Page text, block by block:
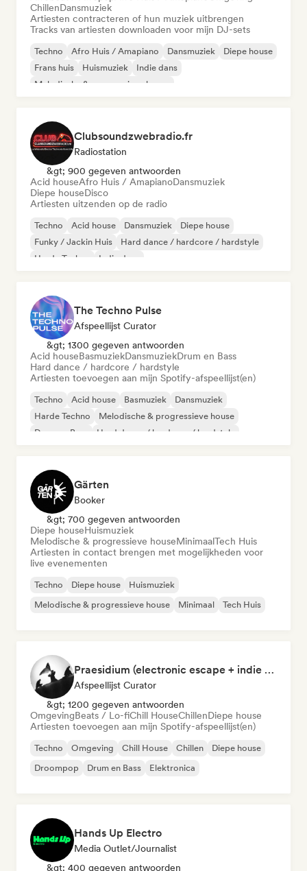
ChillenDansmuziek
Artiesten contracteren of hun muziek uitbrengen
Tracks van artiesten downloaden voor mijn DJ-sets
Techno Afro Huis / Amapiano Dansmuziek
Diepe house
Frans huis
Huismuziek
Indie dans
Melodische & progressieve house
Clubsoundzwebradio.fr
Radiostation
&gt; 900 gegeven antwoorden
Acid houseAfro Huis / AmapianoDansmuziek
Diepe houseDisco
Artiesten uitzenden op de radio
Techno Acid house Dansmuziek
Diepe house
Funky / Jackin Huis
Hard dance / hardcore / hardstyle
Harde Techno
Indie dans
The Techno Pulse
Afspeellijst Curator
&gt; 1300 gegeven antwoorden
Acid houseBasmuziekDansmuziekDrum en Bass
Hard dance / hardcore / hardstyle
Artiesten toevoegen aan mijn Spotify-afspeellijst(en)
Techno Acid house Basmuziek
Dansmuziek
Harde Techno
Melodische & progressieve house
Drum en Bass
Hard dance / hardcore / hardstyle
Gärten
Booker
&gt; 700 gegeven antwoorden
Diepe houseHuismuziek
Melodische & progressieve houseMinimaalTech Huis
Artiesten in contact brengen met mogelijkheden voor
live evenementen
Techno Diepe house
Huismuziek
Melodische & progressieve house
Minimaal Tech Huis
Praesidium (electronic escape + indie electronic + sad songs for doomers)
Afspeellijst Curator
&gt; 1200 gegeven antwoorden
OmgevingBeats / Lo-fiChill HouseChillenDiepe house
Artiesten toevoegen aan mijn Spotify-afspeellijst(en)
Techno Omgeving Chill House Chillen
Diepe house
Droompop
Drum en Bass Elektronica
Hands Up Electro
Media Outlet/Journalist
&gt; 400 gegeven antwoorden